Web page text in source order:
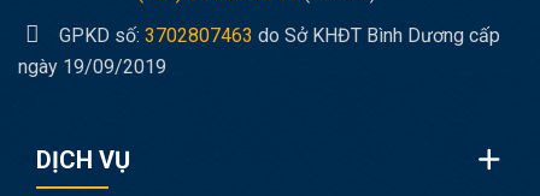
GPKD số: 3702807463 do Sở KHĐT Bình Dương cấp
ngày 19/09/2019
DỊCH VỤ